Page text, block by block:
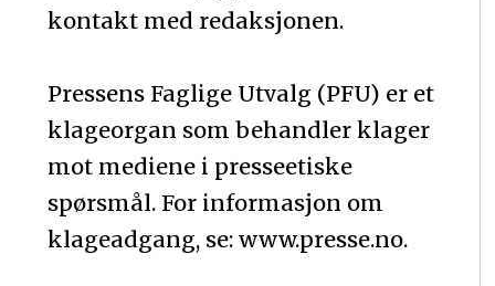
kontakt med redaksjonen.
Pressens Faglige Utvalg (PFU) er et
klageorgan som behandler klager
mot mediene i presseetiske
spørsmål. For informasjon om
klageadgang, se: www.presse.no.